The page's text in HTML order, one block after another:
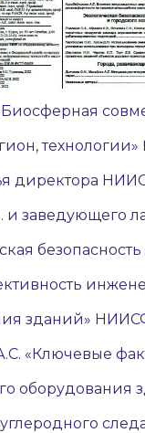
директора
заведующего
безопасность
зданий»
«Ключевые
оборудования